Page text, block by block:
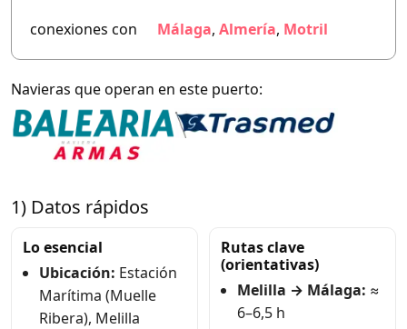
conexiones con Málaga, Almería, Motril
Navieras que operan en este puerto:
1) Datos rápidos
Lo esencial
Ubicación: Estación
Marítima (Muelle
Ribera), Melilla
Rutas clave
(orientativas)
Melilla → Málaga: ≈
6–6,5 h